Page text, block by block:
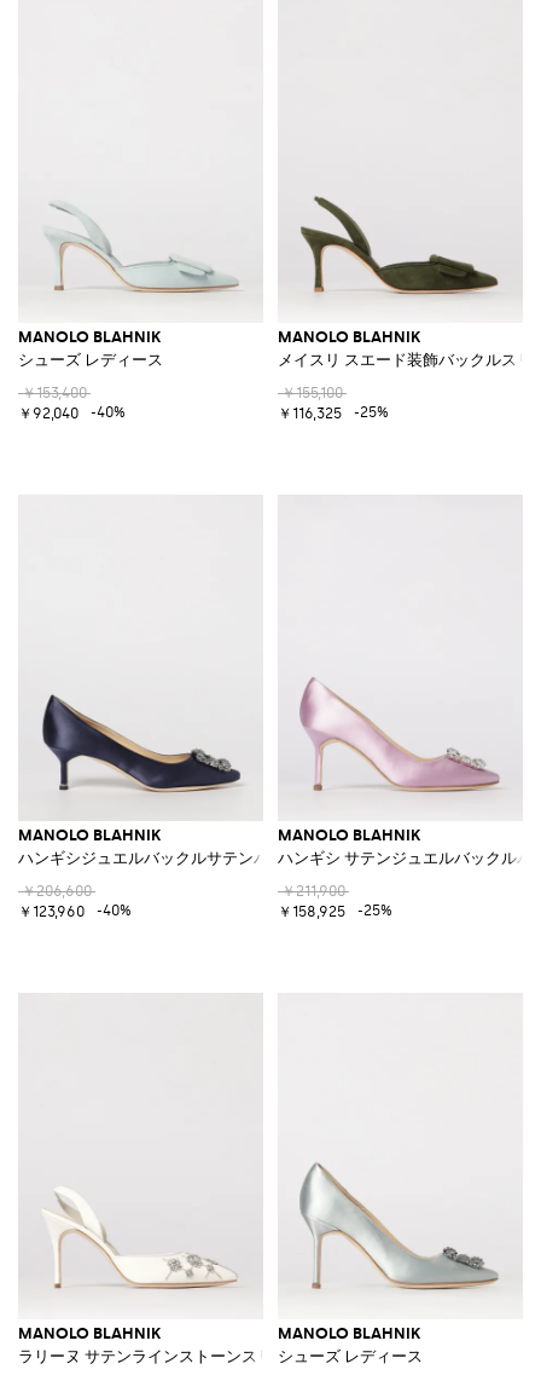
MANOLO BLAHNIK
シューズ レディース
￥153,400
￥92,040
-40%
MANOLO BLAHNIK
メイスリ スエード装飾バックルスリ
￥155,100
￥116,325
-25%
MANOLO BLAHNIK
ハンギシジュエルバックルサテンパンプス
￥206,600
￥123,960
-40%
MANOLO BLAHNIK
ハンギシ サテンジュエルバックルパ
￥211,900
￥158,925
-25%
MANOLO BLAHNIK
ラリーヌ サテンラインストーンスリングバック
MANOLO BLAHNIK
シューズ レディース